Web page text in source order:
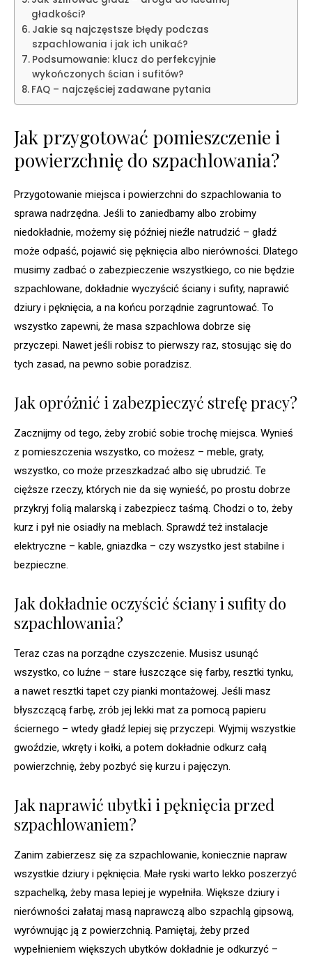
gładkości?
Jakie są najczęstsze błędy podczas
szpachlowania i jak ich unikać?
Podsumowanie: klucz do perfekcyjnie
wykończonych ścian i sufitów?
FAQ – najczęściej zadawane pytania
Jak przygotować pomieszczenie i
powierzchnię do szpachlowania?
Przygotowanie miejsca i powierzchni do szpachlowania to
sprawa nadrzędna. Jeśli to zaniedbamy albo zrobimy
niedokładnie, możemy się później nieźle natrudzić – gładź
może odpaść, pojawić się pęknięcia albo nierówności. Dlatego
musimy zadbać o zabezpieczenie wszystkiego, co nie będzie
szpachlowane, dokładnie wyczyścić ściany i sufity, naprawić
dziury i pęknięcia, a na końcu porządnie zagruntować. To
wszystko zapewni, że masa szpachlowa dobrze się
przyczepi. Nawet jeśli robisz to pierwszy raz, stosując się do
tych zasad, na pewno sobie poradzisz.
Jak opróżnić i zabezpieczyć strefę pracy?
Zacznijmy od tego, żeby zrobić sobie trochę miejsca. Wynieś
z pomieszczenia wszystko, co możesz – meble, graty,
wszystko, co może przeszkadzać albo się ubrudzić. Te
cięższe rzeczy, których nie da się wynieść, po prostu dobrze
przykryj folią malarską i zabezpiecz taśmą. Chodzi o to, żeby
kurz i pył nie osiadły na meblach. Sprawdź też instalacje
elektryczne – kable, gniazdka – czy wszystko jest stabilne i
bezpieczne.
Jak dokładnie oczyścić ściany i sufity do
szpachlowania?
Teraz czas na porządne czyszczenie. Musisz usunąć
wszystko, co luźne – stare łuszczące się farby, resztki tynku,
a nawet resztki tapet czy pianki montażowej. Jeśli masz
błyszczącą farbę, zrób jej lekki mat za pomocą papieru
ściernego – wtedy gładź lepiej się przyczepi. Wyjmij wszystkie
gwoździe, wkręty i kołki, a potem dokładnie odkurz całą
powierzchnię, żeby pozbyć się kurzu i pajęczyn.
Jak naprawić ubytki i pęknięcia przed
szpachlowaniem?
Zanim zabierzesz się za szpachlowanie, koniecznie napraw
wszystkie dziury i pęknięcia. Małe ryski warto lekko poszerzyć
szpachelką, żeby masa lepiej je wypełniła. Większe dziury i
nierówności załataj masą naprawczą albo szpachlą gipsową,
wyrównując ją z powierzchnią. Pamiętaj, żeby przed
wypełnieniem większych ubytków dokładnie je odkurzyć –